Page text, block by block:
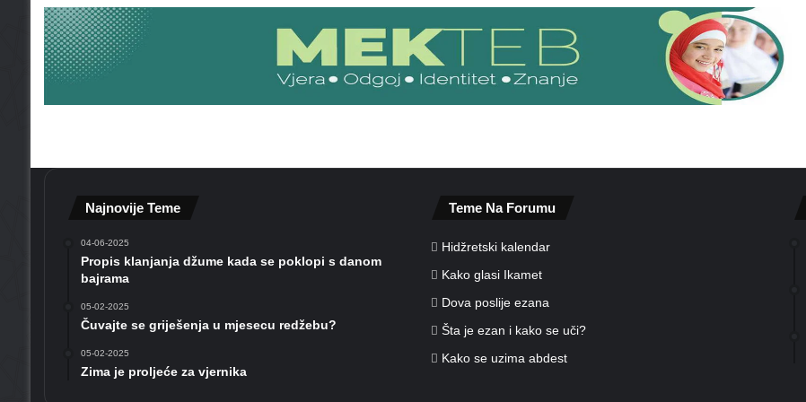
9
3
)
–
o
1
)
–
e
Najnovije Teme
04-06-2025
Propis klanjanja džume kada se poklopi s danom
bajrama
05-02-2025
Čuvajte se griješenja u mjesecu redžebu?
05-02-2025
Zima je proljeće za vjernika
Teme Na Forumu
Hidžretski kalendar
Kako glasi Ikamet
Dova poslije ezana
Šta je ezan i kako se uči?
Kako se uzima abdest